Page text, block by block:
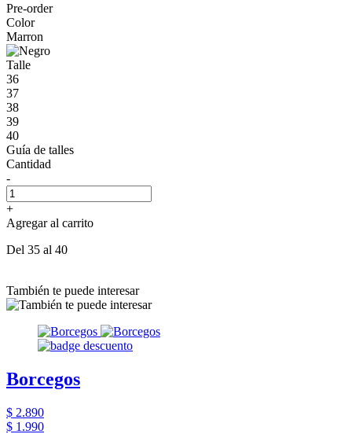
Pre-order
Color
Marron
Talle
36
37
38
39
40
Guía de talles
Cantidad
-
+
Agregar al carrito
Del 35 al 40
También te puede interesar
Borcegos
$ 2.890
$ 1.990